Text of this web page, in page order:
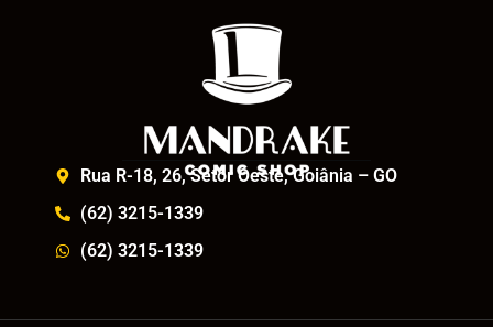
Rua R-18, 26, Setor Oeste, Goiânia – GO
(62) 3215-1339
(62) 3215-1339